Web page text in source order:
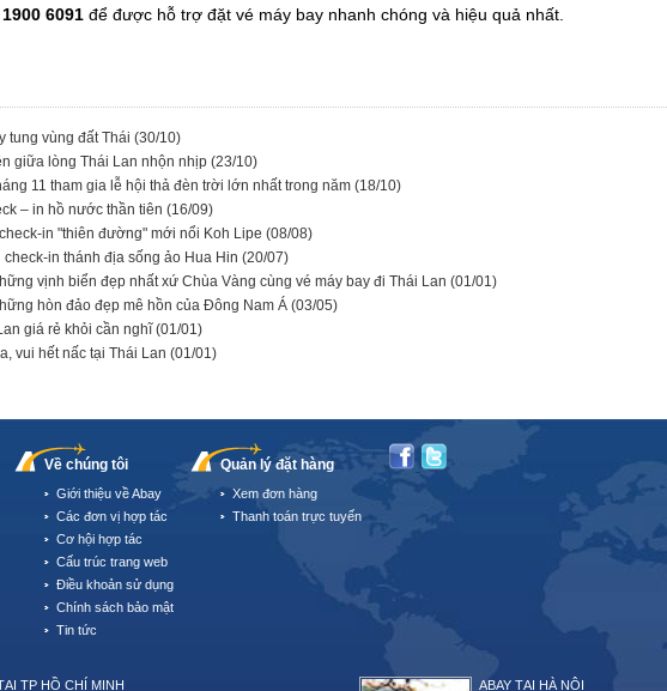
1900 6091 để được hỗ trợ đặt vé máy bay nhanh chóng và hiệu quả nhất.
tung vùng đất Thái (30/10)
giữa lòng Thái Lan nhộn nhịp (23/10)
11 tham gia lễ hội thả đèn trời lớn nhất trong năm (18/10)
– in hồ nước thần tiên (16/09)
in "thiên đường" mới nổi Koh Lipe (08/08)
in thánh địa sống ảo Hua Hin (20/07)
vịnh biển đẹp nhất xứ Chùa Vàng cùng vé máy bay đi Thái Lan (01/01)
hòn đảo đẹp mê hồn của Đông Nam Á (03/05)
giá rẻ khỏi cần nghĩ(01/01)
vui hết nấc tại Thái Lan (01/01)
Về chúng tôi
Giới thiệu về Abay
Các đơn vị hợp tác
Cơ hội hợp tác
Cấu trúc trang web
Điều khoản sử dụng
Chính sách bảo mật
Tin tức
Quản lý đặt hàng
Xem đơn hàng
Thanh toán trực tuyến
TP HỒ CHÍ MINH ABAY TẠI HÀ NỘI